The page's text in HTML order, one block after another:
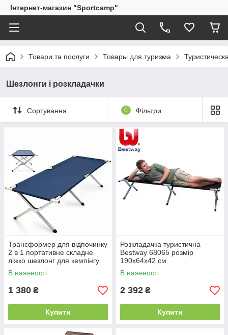
Інтернет-магазин "Sportcamp"
Товари та послуги Товары для туризма
Шезлонги і розкладачки
Сортування 0 Фільтри
Трансформер для відпочинку
2 в 1 портативне складне
ліжко шезлонг для кемпінгу
туризму відпочинку на
природі
В наявності
1 380 ₴
Купити
Розкладачка туристична
Bestway 68065 розмір
190х64х42 см
В наявності
2 392 ₴
Купити